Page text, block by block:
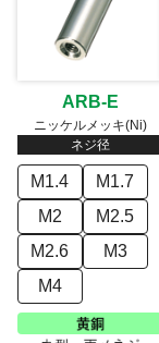
ARB-E
ニッケルメッキ(Ni)
ネジ径
M1.4
M1.7
M2
M2.5
M2.6
M3
M4